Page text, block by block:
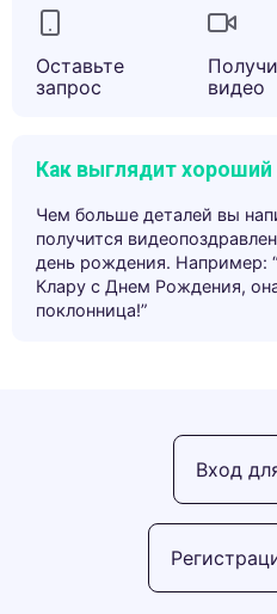
Оставьте
запрос
видео
Как выглядит хороший
Чем больше деталей вы
получится
день рождения. Например:
Клару с Днем Рождения,
поклонница!”
Вход